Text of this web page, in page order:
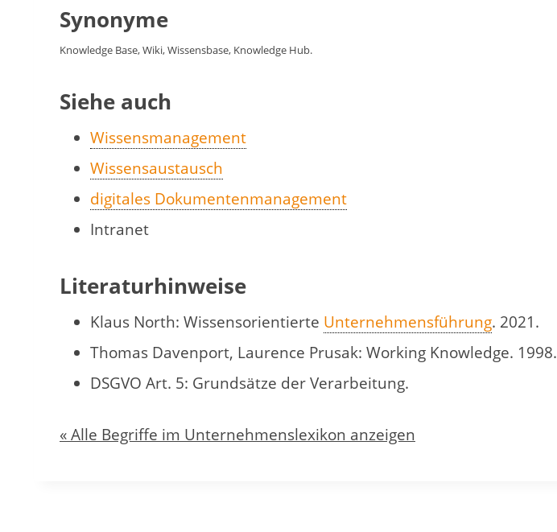
Synonyme
Knowledge Base, Wiki, Wissensbase, Knowledge Hub.
Siehe auch
Wissensmanagement
Wissensaustausch
digitales Dokumentenmanagement
Intranet
Literaturhinweise
Klaus North: Wissensorientierte Unternehmensführung. 2021.
Thomas Davenport, Laurence Prusak: Working Knowledge. 1998.
DSGVO Art. 5: Grundsätze der Verarbeitung.
« Alle Begriffe im Unternehmenslexikon anzeigen